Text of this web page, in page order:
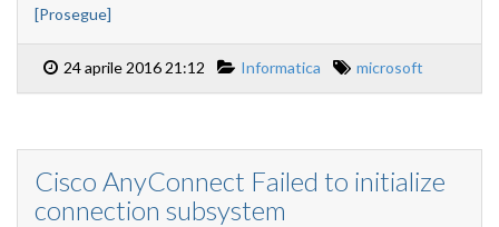
[Prosegue]
24 aprile 2016 21:12 Informatica microsoft
Cisco AnyConnect Failed to initialize
connection subsystem